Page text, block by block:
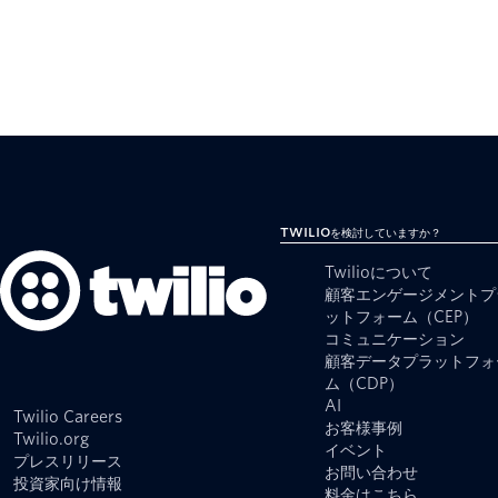
Twilio Careers
Twilio.org
プレスリリース
投資家向け情報
Twilioを検討していますか？
Twilioについて
顧客エンゲージメント
ットフォーム（CEP）
コミュニケーション
顧客データプラットフ
ム（CDP）
AI
お客様事例
イベント
お問い合わせ